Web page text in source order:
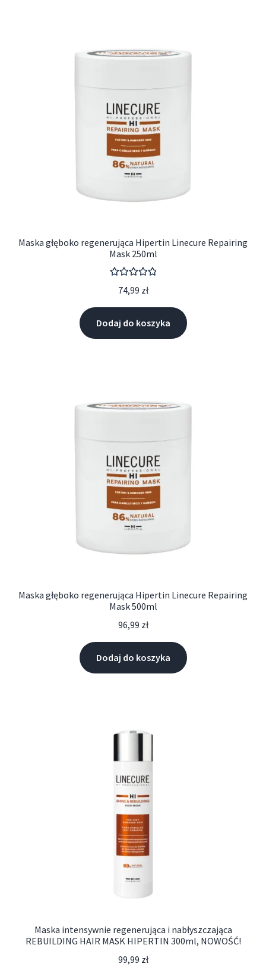
Maska głęboko regenerująca Hipertin Linecure Repairing
Mask 250ml
5.00
na 5
74,99 zł
Dodaj do koszyka
Maska głęboko regenerująca Hipertin Linecure Repairing
Mask 500ml
96,99 zł
Dodaj do koszyka
Maska intensywnie regenerująca i nabłyszczająca
REBUILDING HAIR MASK HIPERTIN 300ml, NOWOŚĆ!
99,99 zł